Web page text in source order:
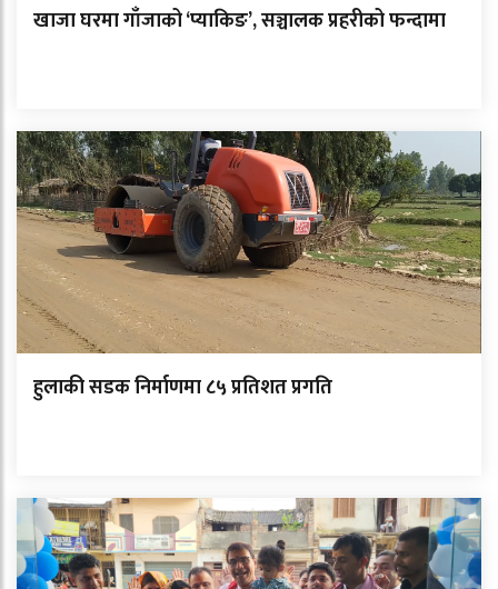
खाजा घरमा गाँजाको ‘प्याकिङ’, सञ्चालक प्रहरीको फन्दामा
हुलाकी सडक निर्माणमा ८५ प्रतिशत प्रगति